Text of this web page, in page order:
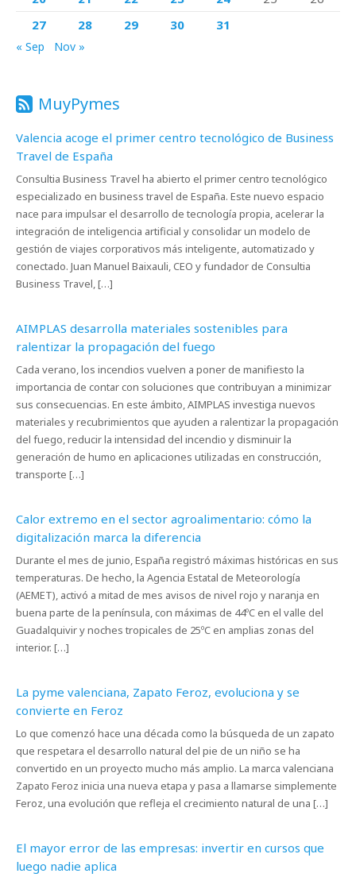
27
28 29 30 31
« Sep Nov »
MuyPymes
Valencia acoge el primer centro tecnológico de Business
Travel de España
Consultia Business Travel ha abierto el primer centro tecnológico
especializado en business travel de España. Este nuevo espacio
nace para impulsar el desarrollo de tecnología propia, acelerar la
integración de inteligencia artificial y consolidar un modelo de
gestión de viajes corporativos más inteligente, automatizado y
conectado. Juan Manuel Baixauli, CEO y fundador de Consultia
Business Travel, […]
AIMPLAS desarrolla materiales sostenibles para
ralentizar la propagación del fuego
Cada verano, los incendios vuelven a poner de manifiesto la
importancia de contar con soluciones que contribuyan a minimizar
sus consecuencias. En este ámbito, AIMPLAS investiga nuevos
materiales y recubrimientos que ayuden a ralentizar la propagación
del fuego, reducir la intensidad del incendio y disminuir la
generación de humo en aplicaciones utilizadas en construcción,
transporte […]
Calor extremo en el sector agroalimentario: cómo la
digitalización marca la diferencia
Durante el mes de junio, España registró máximas históricas en sus
temperaturas. De hecho, la Agencia Estatal de Meteorología
(AEMET), activó a mitad de mes avisos de nivel rojo y naranja en
buena parte de la península, con máximas de 44ºC en el valle del
Guadalquivir y noches tropicales de 25ºC en amplias zonas del
interior. […]
La pyme valenciana, Zapato Feroz, evoluciona y se
convierte en Feroz
Lo que comenzó hace una década como la búsqueda de un zapato
que respetara el desarrollo natural del pie de un niño se ha
convertido en un proyecto mucho más amplio. La marca valenciana
Zapato Feroz inicia una nueva etapa y pasa a llamarse simplemente
Feroz, una evolución que refleja el crecimiento natural de una […]
El mayor error de las empresas: invertir en cursos que
luego nadie aplica